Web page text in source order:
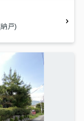
戸)